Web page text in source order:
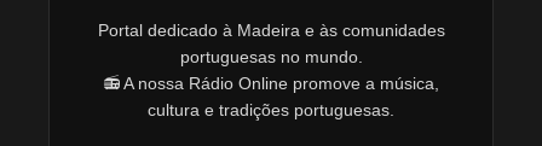
Portal dedicado à Madeira e às comunidades
portuguesas no mundo.
📻 A nossa Rádio Online promove a música,
cultura e tradições portuguesas.